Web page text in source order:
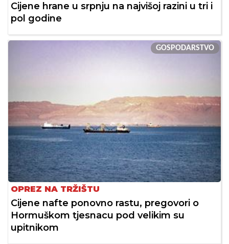
Cijene hrane u srpnju na najvišoj razini u tri i
pol godine
GOSPODARSTVO
OPREZ NA TRŽIŠTU
Cijene nafte ponovno rastu, pregovori o
Hormuškom tjesnacu pod velikim su
upitnikom